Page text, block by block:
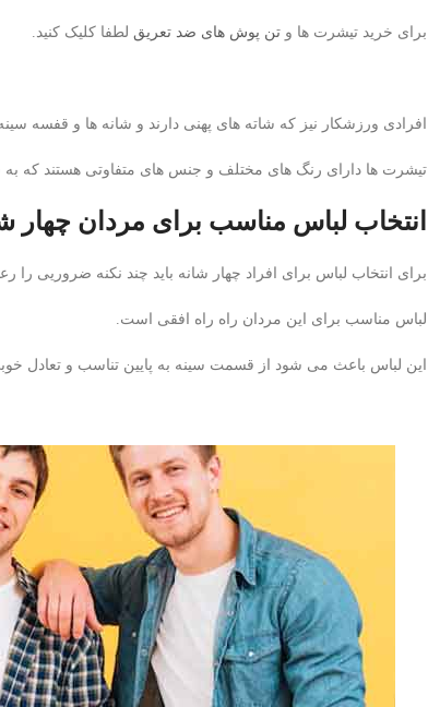
برای خرید تیشرت ها و تن پوش های ضد تعریق لطفا کلیک کنید.
افرادی ورزشکار نیز که شاته های پهنی دارند و شانه ها و قفسه
تیشرت ها دارای رنگ های مختلف و جنس های متفاوتی هستند که به
انتخاب لباس مناسب برای مردان چهار
برای انتخاب لباس برای افراد چهار شانه باید چند نکنه ضروریی را
لباس مناسب برای این مردان راه راه افقی است.
این لباس باعث می شود از قسمت سینه به پایین تناسب و تعادل